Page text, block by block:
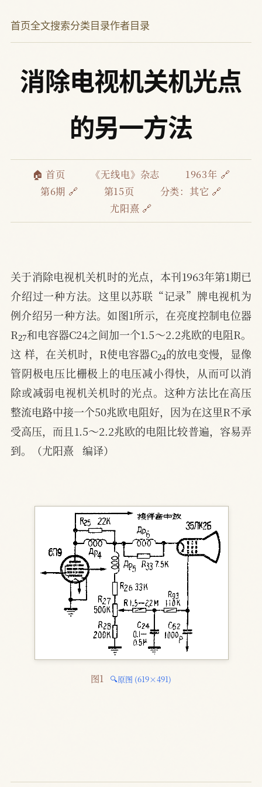
首页全文搜索分类目录作者目录
消除电视机关机光点
的另一方法
🏠 首页 《无线电》杂志
1963年 🔗
第6期 🔗
第15页 分类： 其它 🔗
尤阳熹 🔗
关于消除电视机关机时的光点，本刊1963年第1期已
介绍过一种方法。这里以苏联“记录”牌电视机为
例介绍另一种方法。如图1所示，在亮度控制电位器
R27和电容器C24之间加一个1.5～2.2兆欧的电阻R。
这 样，在关机时，R使电容器C 24
的放电变慢，显像
管阴极电压比栅极上的电压减小得快，从而可以消
除或减弱电视机关机时的光点。这种方法比在高压
整流电路中接一个50兆欧电阻好，因为在这里R不承
受高压，而且1.5～2.2兆欧的电阻比较普遍，容易弄
到。（尤阳熹   编译）
图1 🔍原图 (619×491)